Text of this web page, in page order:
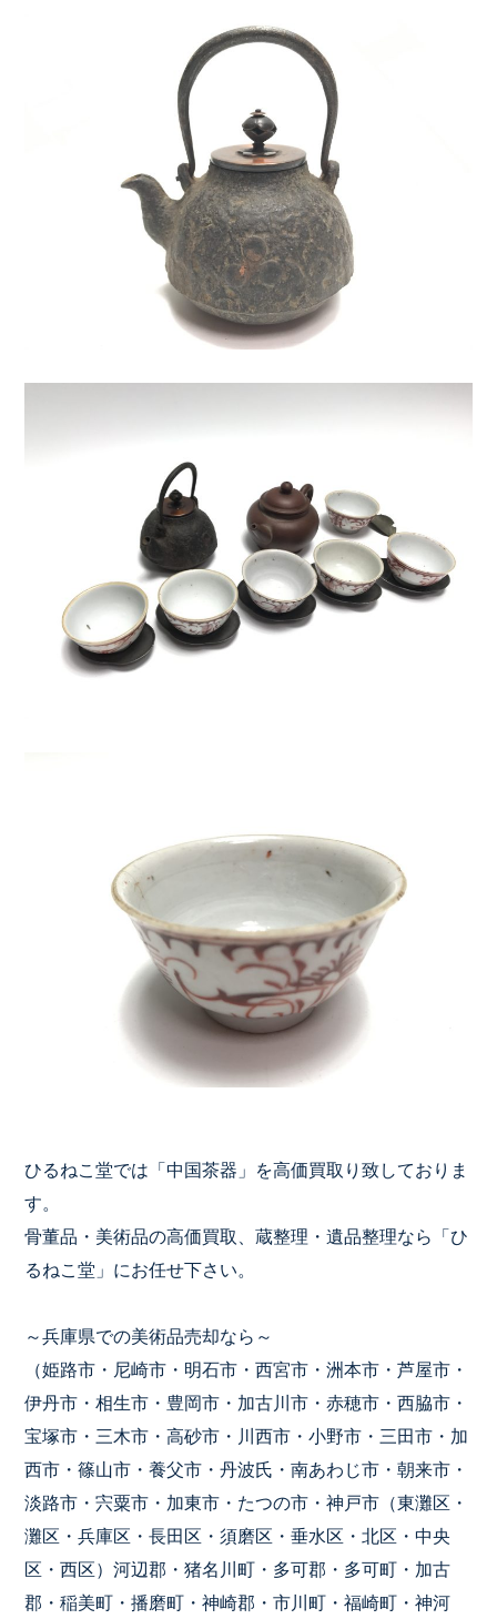
ひるねこ堂では「中国茶器」を高価買取り致しておりま
す。
骨董品・美術品の高価買取、蔵整理・遺品整理なら「ひ
るねこ堂」にお任せ下さい。
～兵庫県での美術品売却なら～
（姫路市・尼崎市・明石市・西宮市・洲本市・芦屋市・
伊丹市・相生市・豊岡市・加古川市・赤穂市・西脇市・
宝塚市・三木市・高砂市・川西市・小野市・三田市・加
西市・篠山市・養父市・丹波氏・南あわじ市・朝来市・
淡路市・宍粟市・加東市・たつの市・神戸市（東灘区・
灘区・兵庫区・長田区・須磨区・垂水区・北区・中央
区・西区）河辺郡・猪名川町・多可郡・多可町・加古
郡・稲美町・播磨町・神崎郡・市川町・福崎町・神河